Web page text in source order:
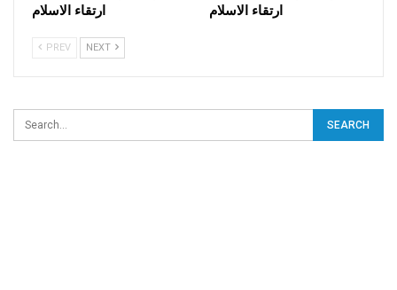
ارتقاء الاسلام
ارتقاء الاسلام
PREV NEXT